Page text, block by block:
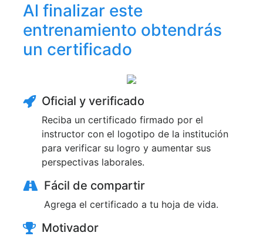
Al finalizar este
entrenamiento obtendrás
un certificado
Oficial y verificado
Reciba un certificado firmado por el
instructor con el logotipo de la institución
para verificar su logro y aumentar sus
perspectivas laborales.
Fácil de compartir
Agrega el certificado a tu hoja de vida.
Motivador